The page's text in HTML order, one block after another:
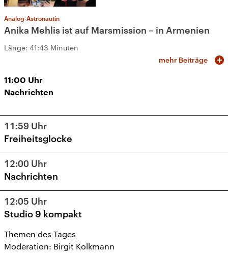
Analog-Astronautin
Anika Mehlis ist auf Marsmission – in Armenien
Länge: 41:43 Minuten
mehr Beiträge
11:00 Uhr
Nachrichten
11:59 Uhr
Freiheitsglocke
12:00 Uhr
Nachrichten
12:05 Uhr
Studio 9 kompakt
Themen des Tages
Moderation: Birgit Kolkmann